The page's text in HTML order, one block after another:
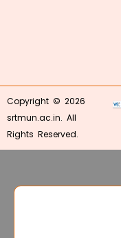
Copyright © 2026
srtmun.ac.in. All
Rights Reserved.